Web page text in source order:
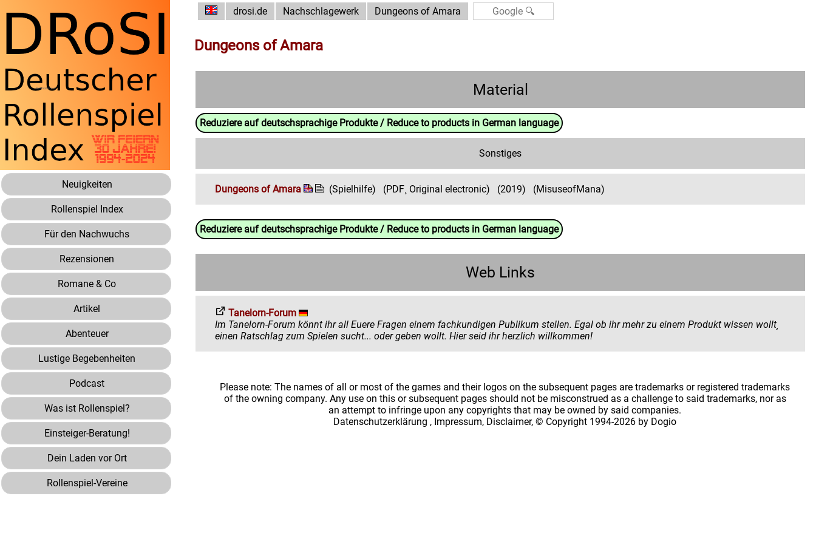
Neuigkeiten
Rollenspiel Index
Für den Nachwuchs
Rezensionen
Romane & Co
Artikel
Abenteuer
Lustige Begebenheiten
Podcast
Was ist Rollenspiel?
Einsteiger-Beratung!
Dein Laden vor Ort
Rollenspiel-Vereine
drosi.de Nachschlagewerk Dungeons of Amara
Dungeons of Amara
Material
Reduziere auf deutschsprachige Produkte / Reduce to products in German language
Sonstiges
Dungeons of Amara (Spielhilfe) (PDF¸ Original electronic) (2019) (MisuseofMana)
Reduziere auf deutschsprachige Produkte / Reduce to products in German language
Web Links
Tanelorn-Forum
Im Tanelorn-Forum könnt ihr all Euere Fragen einem fachkundigen Publikum stellen. Egal ob ihr mehr zu einem Produkt wissen wollt¸
einen Ratschlag zum Spielen sucht... oder geben wollt. Hier seid ihr herzlich willkommen!
Please note: The names of all or most of the games and their logos on the subsequent pages are trademarks or registered trademarks
of the owning company. Any use on this or subsequent pages should not be misconstrued as a challenge to said trademarks, nor as
an attempt to infringe upon any copyrights that may be owned by said companies.
Datenschutzerklärung , Impressum, Disclaimer, © Copyright 1994-2026 by Dogio